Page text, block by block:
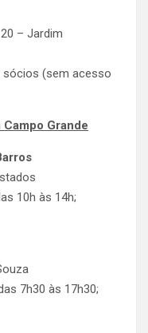
– Jardim
sócios (sem acesso
Grande
10h às 14h;
7h30 às 17h30;